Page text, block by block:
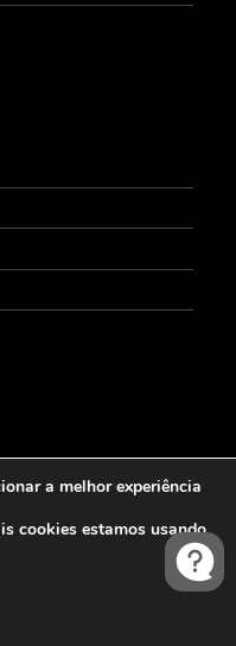
produtos, logística
0001-47
a melhor experiência
cookies estamos usando